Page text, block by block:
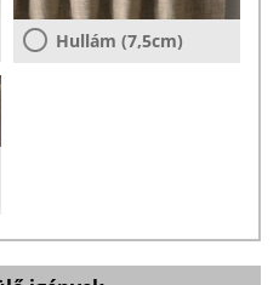
Hullám (7,5cm)